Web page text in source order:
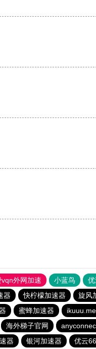
外网加速 小蓝鸟
器 快柠檬加速器 旋风
蜜蜂加速器
海外梯子官网
器 银河加速器 优云